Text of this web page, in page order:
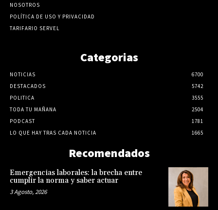
NOSOTROS
POLÍTICA DE USO Y PRIVACIDAD
TARIFARIO SERVEL
Categorias
NOTICIAS
6700
DESTACADOS
5742
POLITICA
3555
TODA TU MAÑANA
2504
PODCAST
1781
LO QUE HAY TRAS CADA NOTICIA
1665
Recomendados
Emergencias laborales: la brecha entre
cumplir la norma y saber actuar
3 Agosto, 2026